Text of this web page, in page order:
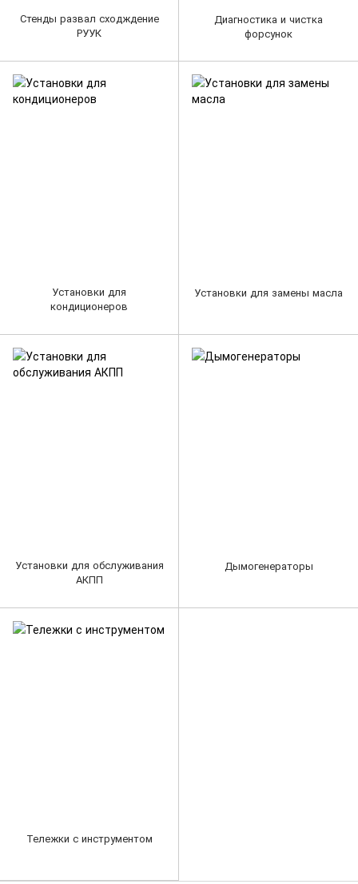
Стенды развал сходждение
РУУК
Диагностика и чистка
форсунок
Установки для
кондиционеров
Установки для замены масла
Установки для обслуживания
АКПП
Дымогенераторы
Тележки с инструментом